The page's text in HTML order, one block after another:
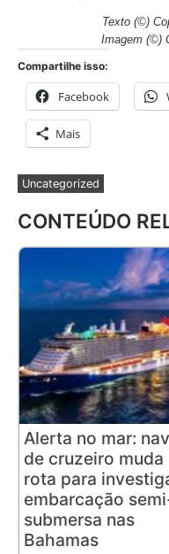
Texto (©)
Imagem (©)
Compartilhe isso:
Facebook
Mais
Uncategorized
CONTEÚDO
Alerta no mar:
de cruzeiro muda
rota para
embarcação
submersa nas
Bahamas